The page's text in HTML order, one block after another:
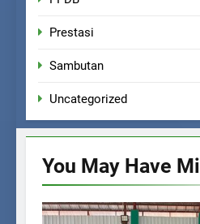
Prestasi
Sambutan
Uncategorized
You May Have